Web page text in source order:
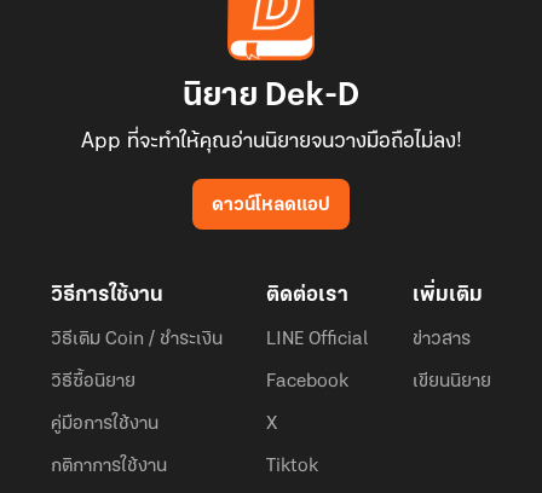
นิยาย Dek-D
App ที่จะทำให้คุณอ่านนิยายจนวางมือถือไม่ลง!
ดาวน์โหลดแอป
วิธีการใช้งาน
วิธีเติม Coin / ชำระเงิน
วิธีซื้อนิยาย
คู่มือการใช้งาน
กติกาการใช้งาน
ติดต่อเรา
LINE Official
Facebook
X
Tiktok
เพิ่มเติม
ข่าวสาร
เขียนนิยาย